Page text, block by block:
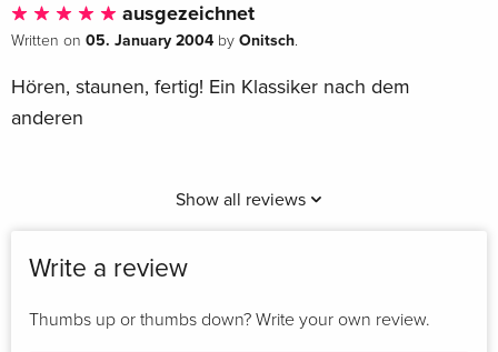
ausgezeichnet
Written on 05. January 2004 by Onitsch.
Hören, staunen, fertig! Ein Klassiker nach dem
anderen
Show all reviews
Write a review
Thumbs up or thumbs down? Write your own review.